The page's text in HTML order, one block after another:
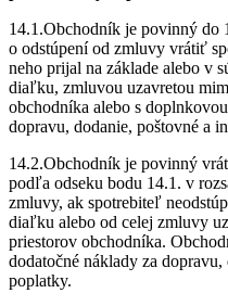
14.1.Obchodník je povinný do
o odstúpení od zmluvy vrátiť
neho prijal na základe alebo v
diaľku, zmluvou uzavretou
obchodníka alebo s
dopravu, dodanie, poštovné a
14.2.Obchodník je povinný
podľa odseku bodu 14.1. v
zmluvy, ak spotrebiteľ
diaľku alebo od celej zmluvy
priestorov obchodníka.
dodatočné náklady za
poplatky.